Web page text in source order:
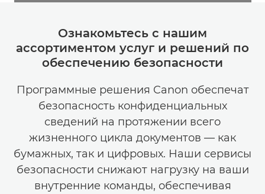
Ознакомьтесь с нашим
ассортиментом услуг и решений по
обеспечению безопасности
Программные решения Canon обеспечат
безопасность конфиденциальных
сведений на протяжении всего
жизненного цикла документов — как
бумажных, так и цифровых. Наши сервисы
безопасности снижают нагрузку на ваши
внутренние команды, обеспечивая